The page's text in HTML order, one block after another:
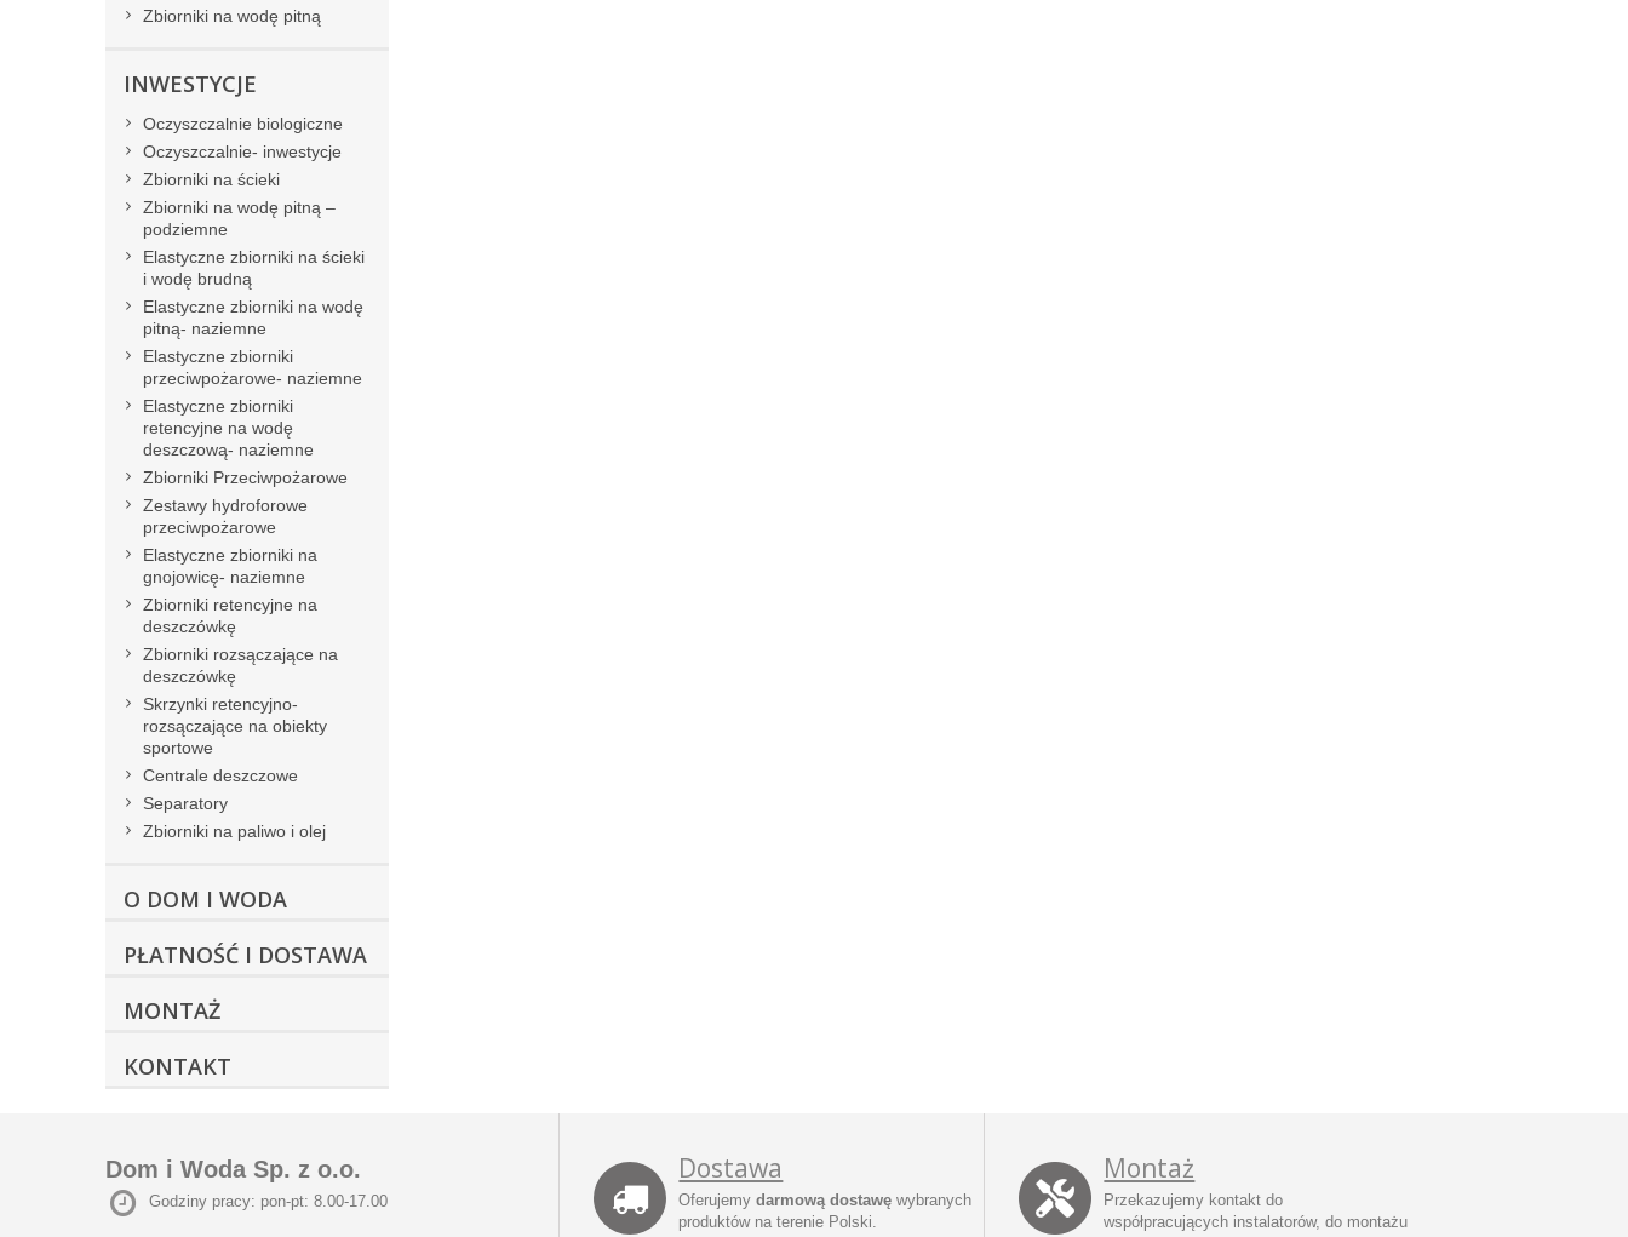
Zbiorniki na wodę pitną
INWESTYCJE
Oczyszczalnie biologiczne
Oczyszczalnie- inwestycje
Zbiorniki na ścieki
Zbiorniki na wodę pitną –
podziemne
Elastyczne zbiorniki na ścieki
i wodę brudną
Elastyczne zbiorniki na wodę
pitną- naziemne
Elastyczne zbiorniki
przeciwpożarowe- naziemne
Elastyczne zbiorniki
retencyjne na wodę
deszczową- naziemne
Zbiorniki Przeciwpożarowe
Zestawy hydroforowe
przeciwpożarowe
Elastyczne zbiorniki na
gnojowicę- naziemne
Zbiorniki retencyjne na
deszczówkę
Zbiorniki rozsączające na
deszczówkę
Skrzynki retencyjno-
rozsączające na obiekty
sportowe
Centrale deszczowe
Separatory
Zbiorniki na paliwo i olej
O DOM I WODA
PŁATNOŚĆ I DOSTAWA
MONTAŻ
KONTAKT
Dom i Woda Sp. z o.o.
Godziny pracy: pon-pt: 8.00-17.00
Dostawa
Oferujemydarmową dostawę wybranych
produktów na terenie Polski.
Montaż
Przekazujemy kontakt do
współpracujących instalatorów, do montażu